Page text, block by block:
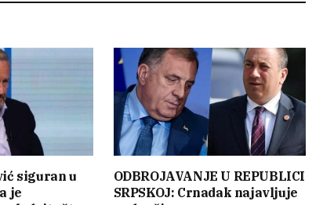
siguran u
je
ODBROJAVANJE U REPUBLICI
SRPSKOJ: Crnadak najavljuje